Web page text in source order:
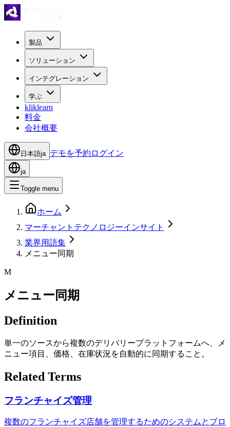
製品
ソリューション
インテグレーション
学ぶ
kliklearn
料金
会社概要
日本語ja デモを予約 ログイン
ja
Toggle menu
ホーム
マーチャントテクノロジーインサイト
業界用語集
メニュー同期
M
メニュー同期
Definition
単一のソースから複数のデリバリープラットフォームへ、メ
ニュー項目、価格、在庫状況を自動的に同期すること。
Related Terms
フランチャイズ管理
複数のフランチャイズ店舗を管理するためのシステムとプロ